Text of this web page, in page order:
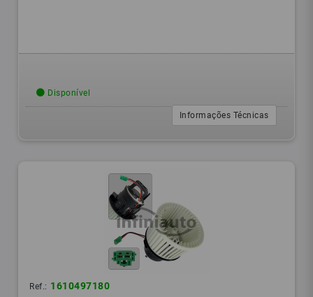
Disponível
Informações Técnicas
Ref.: 1610497180